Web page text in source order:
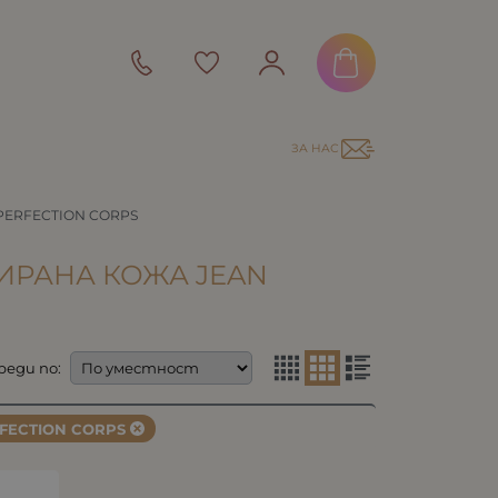
ЗА НАС
CORPS
КОЖА JEAN
по:
CORPS